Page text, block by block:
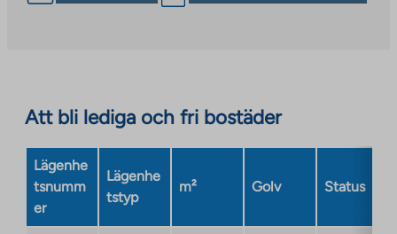
link
external
opens
a
Att bli lediga och fri bostäder
Lägenhe
tsnumm
er
Lägenhe
tstyp
m² Golv Status